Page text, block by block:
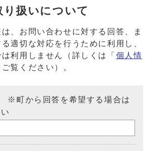
り扱いについて
、お問い合わせに対する回答、ま
適切な対応を行うために利用し、
利用しません（詳しくは「 個人情
ご覧ください）。
※町から回答を希望する場合は